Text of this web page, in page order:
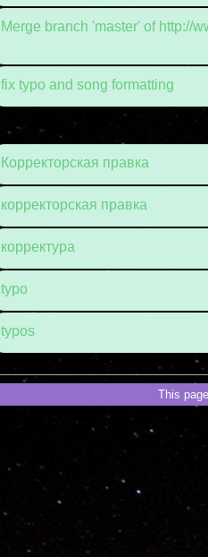
Merge branch 'master' of http://
fix typo and song formatting
Корректорская правка
корректорская правка
корректура
typo
typos
This